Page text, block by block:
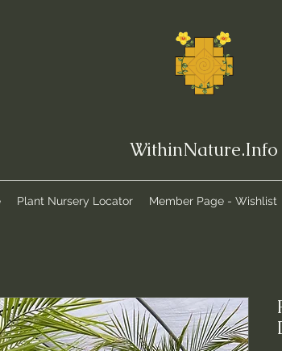
WithinNature.Info
Plant Nursery Locator Member Page - Wishlist